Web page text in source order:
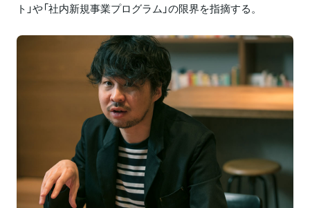
ト」や「社内新規事業プログラム」の限界を指摘する。